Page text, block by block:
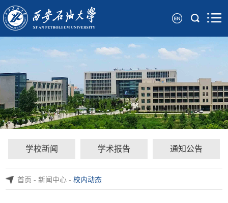
学校新闻 学术报告 通知公告
首页-新闻中心-校内动态